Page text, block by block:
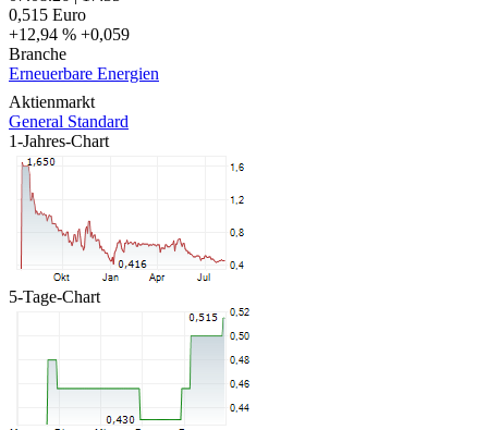
0,515 Euro
+12,94 % +0,059
Branche
Erneuerbare Energien
Aktienmarkt
General Standard
1-Jahres-Chart
5-Tage-Chart